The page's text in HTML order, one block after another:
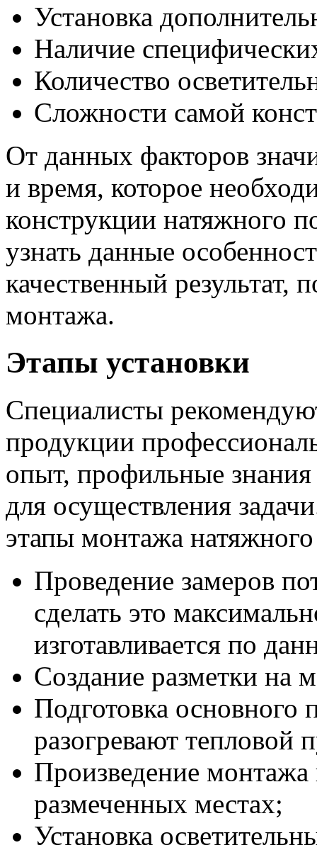
Установка
Наличие
Количество
Сложности самой
От данных факторов
и время, которое
конструкции натяжного
узнать данные
качественный результат,
монтажа.
Этапы установки
Специалисты
продукции
опыт, профильные
для осуществления
этапы монтажа
Проведение замеров
сделать это
изготавливается по
Создание разметки на
Подготовка основного
разогревают тепловой
Произведение монтажа
размеченных местах;
Установка